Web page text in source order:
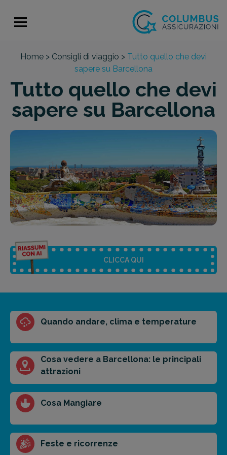
Home > Consigli di viaggio > Tutto quello che devi
sapere su Barcellona
Tutto quello che devi
sapere su Barcellona
CLICCA QUI
Riassunto dell'articolo
Scegli il formato del riassunto
Breve Medio Punti chiave
prossima destinazione di viaggio.
FAI PREVENTIVO
Quando andare, clima e temperature
Cosa vedere a Barcellona: le principali
attrazioni
Cosa Mangiare
Feste e ricorrenze